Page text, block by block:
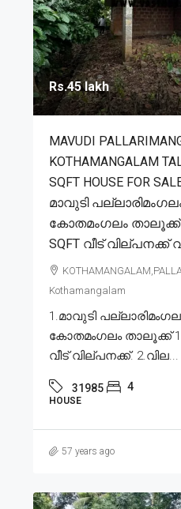
Rs.45 lakh
MAVUDI
KOTHAMANGALAM
SQFT HOUSE FOR
മാവുടി
കോതമംഗലം താലൂക്ക്
SQFT വീട് വില്പനക്ക്
Kothamangalam
1.മാവുടി
കോതമംഗലം താലൂക്ക്
വീട് വില്പനക്ക്. 2.വില...
31985 4
HOUSE
57 years ago